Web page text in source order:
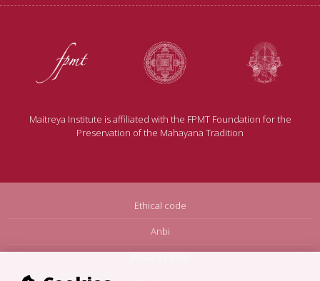
Maitreya Institute is affiliated with the FPMT Foundation for the
Preservation of the Mahayana Tradition
Ethical code
Anbi